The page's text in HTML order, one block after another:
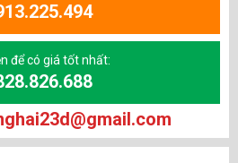
để có giá tốt nhất: